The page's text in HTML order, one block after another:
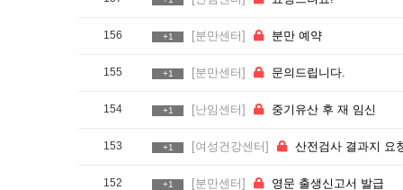
156 +1 [분만센터] 분만 예약
155 +1 [분만센터] 문의드립니다.
154 +1 [난임센터] 중기유산 후 재 임신
153 +1 [여성건강센터] 산전검사 결과지 요청드립니
152 +1 [분만센터] 영문 출생신고서 발급